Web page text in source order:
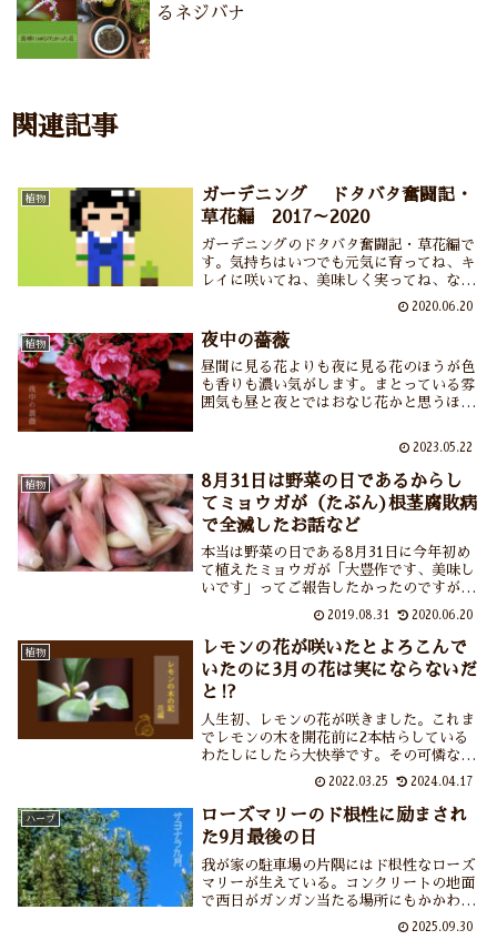
るネジバナ
関連記事
植物
ガーデニング ドタバタ奮闘記・
草花編 2017～2020
ガーデニングのドタバタ奮闘記・草花編で
す。気持ちはいつでも元気に育ってね、キ
レイに咲いてね、美味しく実ってね、なの
だけれどこれがすべて裏目に出る我が園芸
力の低さよ・・・。皆さまのお役に立つと
いうよりはこのような草花好きもいるので
枯らすことを恐れず草花を育ててほしいな
ぁ。
2020.06.20
植物 夜中の薔薇
昼間に見る花よりも夜に見る花のほうが色
も香りも濃い気がします。まとっている雰
囲気も昼と夜とではおなじ花かと思うほど
2023.05.22
植物
8月31日は野菜の日であるからし
てミョウガが（たぶん)根茎腐敗病
で全滅したお話など
本当は野菜の日である8月31日に今年初め
て植えたミョウガが「大豊作です、美味し
いです」ってご報告したかったのですが
ていたのですけれどね。梅雨明け後にみる
みる黄色くなって倒れて結果、全滅しまし
てね。「根茎腐敗病」に間違いないってこ
とで残念なご報告となりました。
2019.08.31 2020.06.20
植物
レモンの花が咲いたとよろこんで
いたのに3月の花は実にならないだ
と⁉
人生初、レモンの花が咲きました。これま
でレモンの木を開花前に2本枯らしている
わたしにしたら大快挙です。その可憐な姿
と甘い香りを眺めてはしあわせにひたって
いたのですが……2月や3月に開花するレモ
ンの花は実にならないと知って大ショッ
ク。あらためてレモンの育て方、勉強中。
2022.03.25 2024.04.17
ハーブ
ローズマリーのド根性に励まされ
た9月最後の日
我が家の駐車場の片隅にはド根性なローズ
マリーが生えている。コンクリートの地面
で西日がガンガン当たる場所にもかかわら
励まされるというか元気をもらえるという
2025.09.30